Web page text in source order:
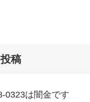
稿
0323は闇金です